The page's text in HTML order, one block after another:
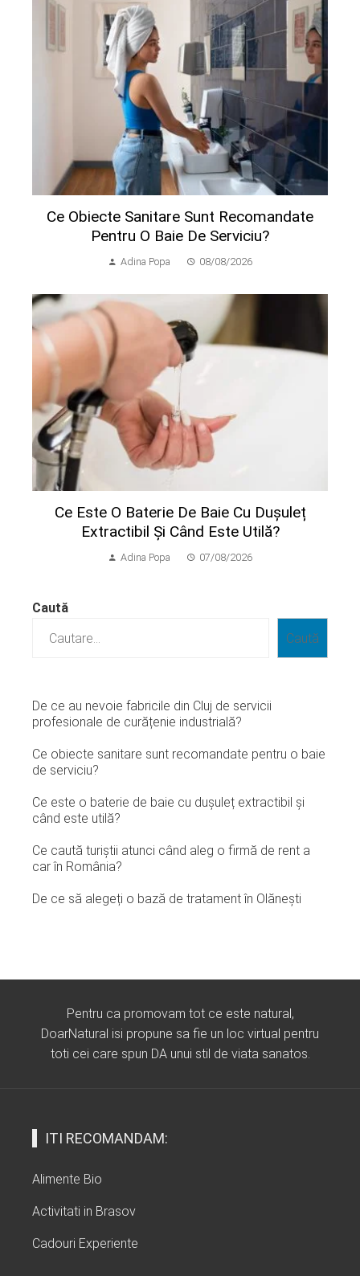
Ce Obiecte Sanitare Sunt Recomandate
Pentru O Baie De Serviciu?
Adina Popa 08/08/2026
Ce Este O Baterie De Baie Cu Dușuleț
Extractibil Și Când Este Utilă?
Adina Popa 07/08/2026
Caută
Caută
De ce au nevoie fabricile din Cluj de servicii
profesionale de curățenie industrială?
Ce obiecte sanitare sunt recomandate pentru o baie
de serviciu?
Ce este o baterie de baie cu dușuleț extractibil și
când este utilă?
Ce caută turiștii atunci când aleg o firmă de rent a
car în România?
De ce să alegeți o bază de tratament în Olănești
Pentru ca promovam tot ce este natural,
DoarNatural isi propune sa fie un loc virtual pentru
toti cei care spun DA unui stil de viata sanatos.
ITI RECOMANDAM:
Alimente Bio
Activitati in Brasov
Cadouri Experiente